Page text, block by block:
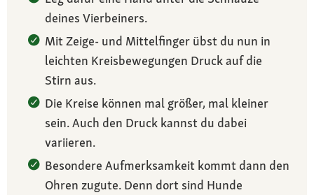
deines Vierbeiners.
Mit Zeige- und Mittelfinger übst du nun in
leichten Kreisbewegungen Druck auf die
Stirn aus.
Die Kreise können mal größer, mal kleiner
sein. Auch den Druck kannst du dabei
variieren.
Besondere Aufmerksamkeit kommt dann den
Ohren zugute. Denn dort sind Hunde